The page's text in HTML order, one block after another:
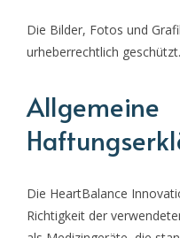
Die Bilder, Fotos und
urheberrechtlich geschützt.
Allgemeine
Die HeartBalance
Richtigkeit der